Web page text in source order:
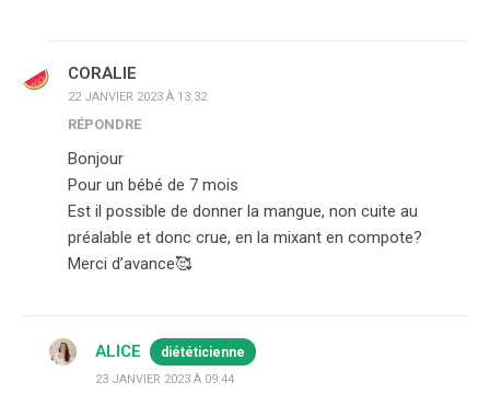
CORALIE
22 JANVIER 2023 À 13:32
RÉPONDRE
Bonjour
Pour un bébé de 7 mois
Est il possible de donner la mangue, non cuite au
préalable et donc crue, en la mixant en compote?
Merci d’avance🥰
ALICE diététicienne
23 JANVIER 2023 À 09:44